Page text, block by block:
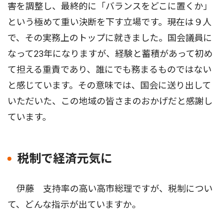
害を調整し、最終的に「バランスをどこに置くか」
という極めて重い決断を下す立場です。現在は９人
で、その実務上のトップに就きました。国会議員に
なって23年になりますが、経験と蓄積があって初め
て担える重責であり、誰にでも務まるものではない
と感じています。その意味では、国会に送り出して
いただいた、この地域の皆さまのおかげだと感謝し
ています。
税制で経済元気に
伊藤 支持率の高い高市総理ですが、税制につい
て、どんな指示が出ていますか。